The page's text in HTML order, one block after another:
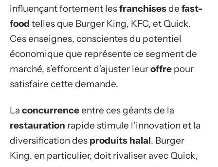
influençant fortement lesfranchisesde fast-
food telles que Burger King, KFC, et Quick.
Ces enseignes, conscientes du potentiel
économique que représente ce segment de
marché, s’efforcent d’ajuster leuroffre pour
satisfaire cette demande.
La concurrenceentre ces géants de la
restauration rapide stimule l’innovation et la
diversification des produits halal. Burger
King, en particulier, doit rivaliser avec Quick,